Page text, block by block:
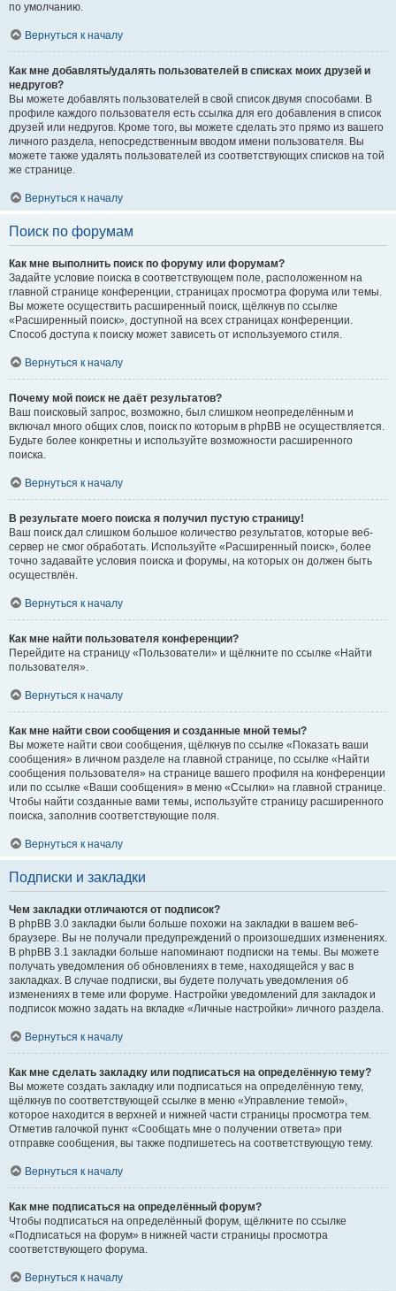
по умолчанию.
Вернуться к началу
Как мне добавлять/удалять пользователей в списках моих друзей и
недругов?
Вы можете добавлять пользователей в свой список двумя способами. В
профиле каждого пользователя есть ссылка для его добавления в список
друзей или недругов. Кроме того, вы можете сделать это прямо из вашего
личного раздела, непосредственным вводом имени пользователя. Вы
можете также удалять пользователей из соответствующих списков на той
же странице.
Вернуться к началу
Поиск по форумам
Как мне выполнить поиск по форуму или форумам?
Задайте условие поиска в соответствующем поле, расположенном на
главной странице конференции, страницах просмотра форума или темы.
Вы можете осуществить расширенный поиск, щёлкнув по ссылке
«Расширенный поиск», доступной на всех страницах конференции.
Способ доступа к поиску может зависеть от используемого стиля.
Вернуться к началу
Почему мой поиск не даёт результатов?
Ваш поисковый запрос, возможно, был слишком неопределённым и
включал много общих слов, поиск по которым в phpBB не осуществляется.
Будьте более конкретны и используйте возможности расширенного
поиска.
Вернуться к началу
В результате моего поиска я получил пустую страницу!
Ваш поиск дал слишком большое количество результатов, которые веб-
сервер не смог обработать. Используйте «Расширенный поиск», более
точно задавайте условия поиска и форумы, на которых он должен быть
осуществлён.
Вернуться к началу
Как мне найти пользователя конференции?
Перейдите на страницу «Пользователи» и щёлкните по ссылке «Найти
пользователя».
Вернуться к началу
Как мне найти свои сообщения и созданные мной темы?
Вы можете найти свои сообщения, щёлкнув по ссылке «Показать ваши
сообщения» в личном разделе на главной странице, по ссылке «Найти
сообщения пользователя» на странице вашего профиля на конференции
или по ссылке «Ваши сообщения» в меню «Ссылки» на главной странице.
Чтобы найти созданные вами темы, используйте страницу расширенного
поиска, заполнив соответствующие поля.
Вернуться к началу
Подписки и закладки
Чем закладки отличаются от подписок?
В phpBB 3.0 закладки были больше похожи на закладки в вашем веб-
браузере. Вы не получали предупреждений о произошедших изменениях.
В phpBB 3.1 закладки больше напоминают подписки на темы. Вы можете
получать уведомления об обновлениях в теме, находящейся у вас в
закладках. В случае подписки, вы будете получать уведомления об
изменениях в теме или форуме. Настройки уведомлений для закладок и
подписок можно задать на вкладке «Личные настройки» личного раздела.
Вернуться к началу
Как мне сделать закладку или подписаться на определённую тему?
Вы можете создать закладку или подписаться на определённую тему,
щёлкнув по соответствующей ссылке в меню «Управление темой»,
которое находится в верхней и нижней части страницы просмотра тем.
Отметив галочкой пункт «Сообщать мне о получении ответа» при
отправке сообщения, вы также подпишетесь на соответствующую тему.
Вернуться к началу
Как мне подписаться на определённый форум?
Чтобы подписаться на определённый форум, щёлкните по ссылке
«Подписаться на форум» в нижней части страницы просмотра
соответствующего форума.
Вернуться к началу